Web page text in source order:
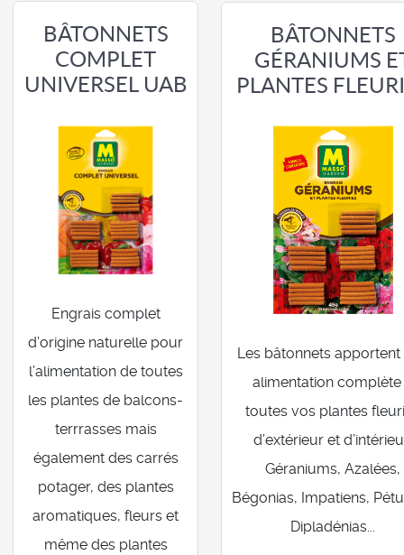
BÂTONNETS
COMPLET
UNIVERSEL UAB
Engrais complet
d’origine naturelle pour
l’alimentation de toutes
les plantes de balcons-
terrrasses mais
également des carrés
potager, des plantes
aromatiques, fleurs et
même des plantes
BÂTONNETS
GÉRANIUMS
PLANTES
Les bâtonnets apportent
alimentation complète
toutes vos plantes
d’extérieur et
Géraniums, Azalées,
Bégonias, Impatiens,
Dipladénias...